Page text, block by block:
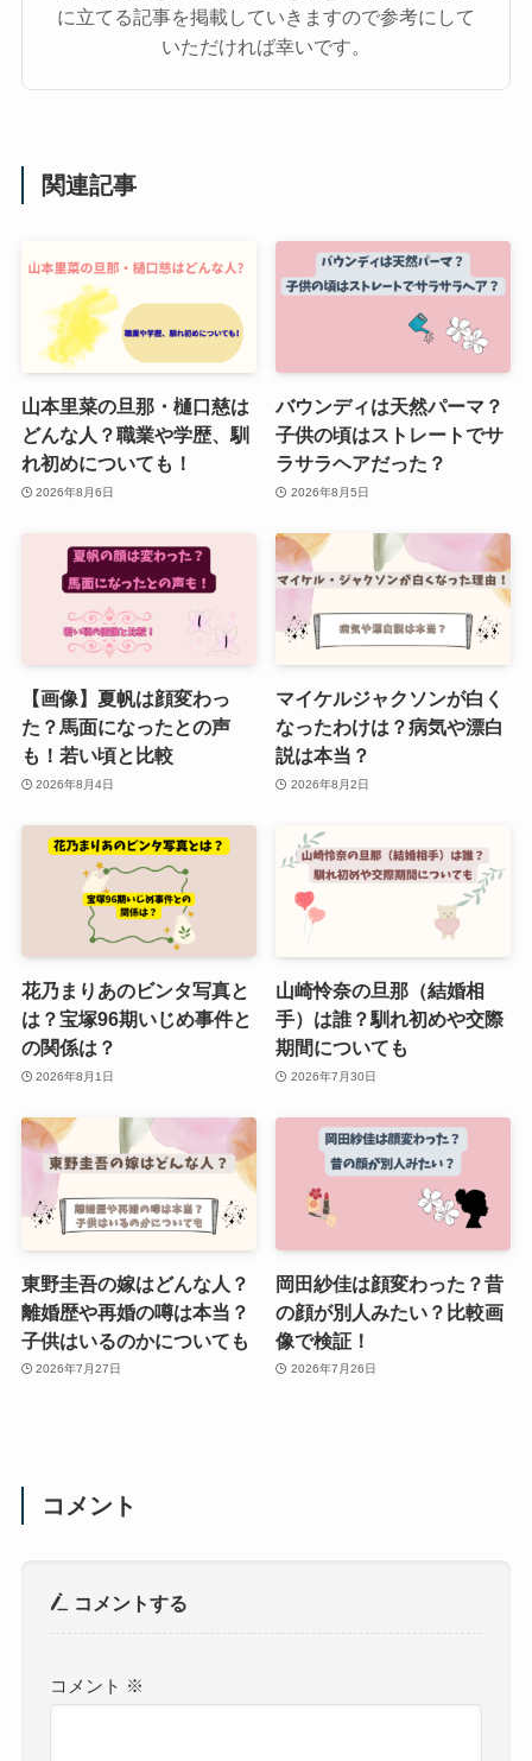
に立てる記事を掲載していきますので参考にして
いただければ幸いです。
関連記事
山本里菜の旦那・樋口慈は
どんな人？職業や学歴、馴
れ初めについても！
2026年8月6日
バウンディは天然パーマ？
子供の頃はストレートでサ
ラサラヘアだった？
2026年8月5日
【画像】夏帆は顔変わっ
た？馬面になったとの声
も！若い頃と比較
2026年8月4日
マイケルジャクソンが白く
なったわけは？病気や漂白
説は本当？
2026年8月2日
花乃まりあのビンタ写真と
は？宝塚96期いじめ事件と
の関係は？
2026年8月1日
山崎怜奈の旦那（結婚相
手）は誰？馴れ初めや交際
期間についても
2026年7月30日
東野圭吾の嫁はどんな人？
離婚歴や再婚の噂は本当？
子供はいるのかについても
2026年7月27日
岡田紗佳は顔変わった？昔
の顔が別人みたい？比較画
像で検証！
2026年7月26日
コメント
コメントする
コメント ※